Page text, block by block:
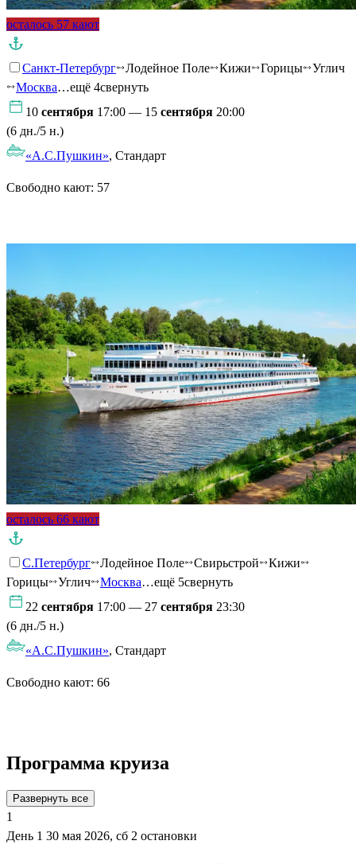
осталось 57 кают
Санкт-Петербург Лодейное Поле Кижи Горицы
Углич
Москва…ещё 4свернуть
10 сентября 17:00 — 15 сентября 20:00
(6 дн./5 н.)
«А.С.Пушкин», Стандарт
Свободно кают: 57
осталось 66 кают
С.Петербург Лодейное Поле Свирьстрой
Кижи
Горицы
Углич Москва…ещё 5свернуть
22 сентября 17:00 — 27 сентября 23:30
(6 дн./5 н.)
«А.С.Пушкин», Стандарт
Свободно кают: 66
Программа круиза
Развернуть все
1
День 1 30 мая 2026, сб 2 остановки